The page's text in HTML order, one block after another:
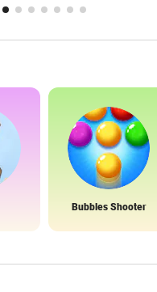
Bubbles Shooter